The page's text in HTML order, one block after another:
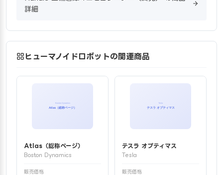
詳細
ヒューマノイドロボットの関連商品
Atlas（総称ページ）
Boston Dynamics
販売価格
テスラ オプティマス
Tesla
販売価格